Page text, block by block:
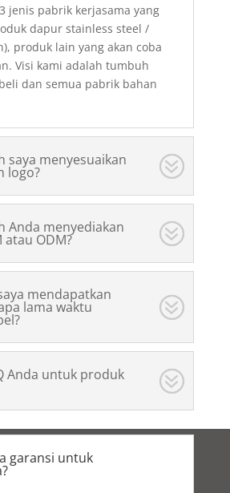
jenis pabrik kerjasama yang
dapur stainless steel /
produk lain yang akan coba
Visi kami adalah tumbuh
dan semua pabrik bahan
saya menyesuaikan
logo?
Anda menyediakan
atau ODM?
mendapatkan
lama waktu
Anda untuk produk
garansi untuk